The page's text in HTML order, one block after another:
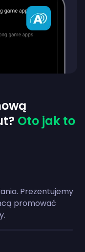
Oto jak to
Prezentujemy
promować